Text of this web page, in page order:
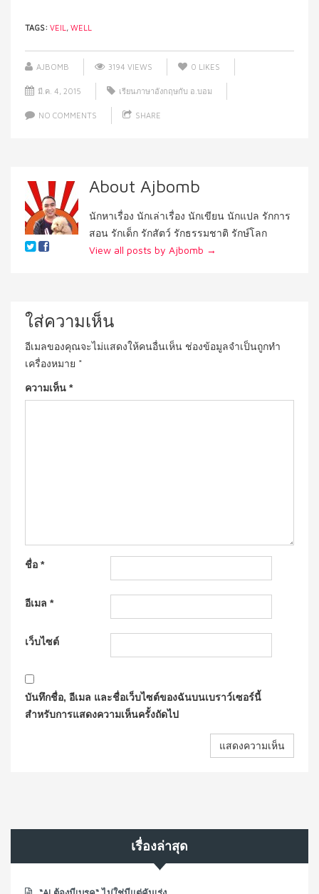
TAGS: VEIL , WELL
AJBOMB 3194 VIEWS 0 LIKES
มี.ค. 4, 2015 เรียนภาษาอังกฤษกับ อ.บอม
NO COMMENTS SHARE
About Ajbomb
นักหาเรื่อง นักเล่าเรื่อง นักเขียน นักแปล รักการ
สอน รักเด็ก รักสัตว์ รักธรรมชาติ รักษ์โลก
View all posts by Ajbomb →
ใส่ความเห็น
อีเมลของคุณจะไม่แสดงให้คนอื่นเห็น ช่องข้อมูลจำเป็นถูกทำ
เครื่องหมาย *
ความเห็น *
ชื่อ *
อีเมล *
เว็บไซต์
บันทึกชื่อ, อีเมล และชื่อเว็บไซต์ของฉันบนเบราว์เซอร์นี้
สำหรับการแสดงความเห็นครั้งถัดไป
เรื่องล่าสุด